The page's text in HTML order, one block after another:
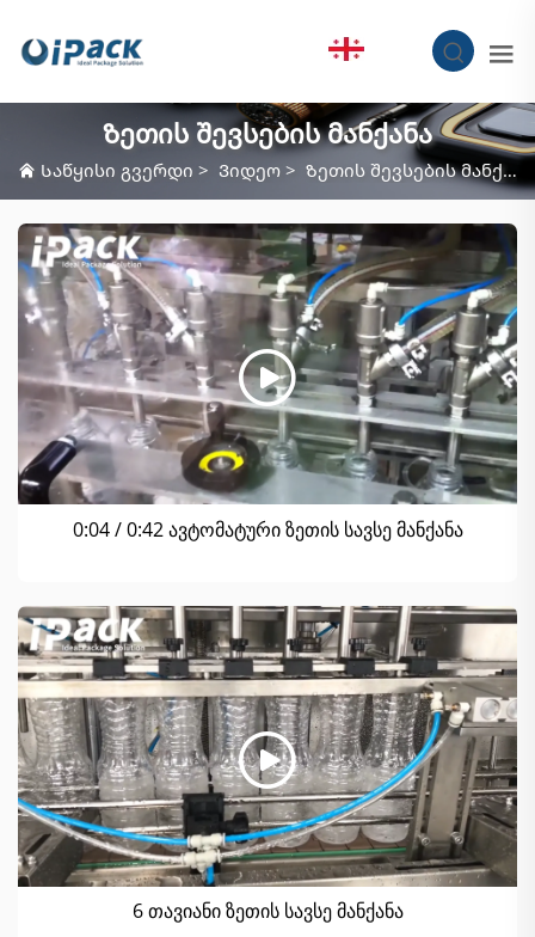
Ზეთის შევსების მანქანა
Საწყისი გვერდი > Ვიდეო > Ზეთის შევსების მანქანა
0:04 / 0:42 ავტომატური ზეთის სავსე მანქანა
6 თავიანი ზეთის სავსე მანქანა